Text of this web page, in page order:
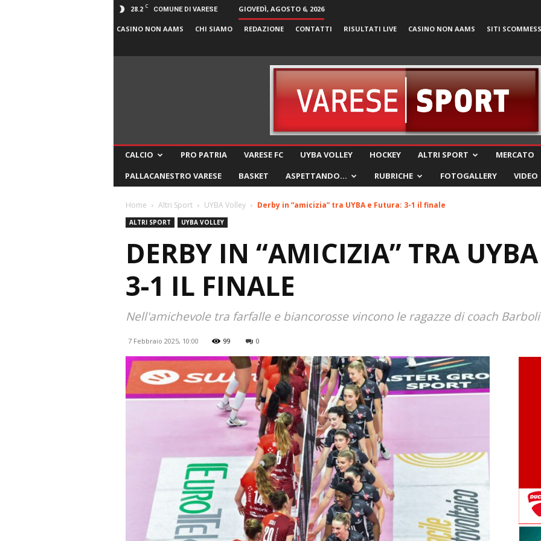
28.2 C COMUNE DI VARESE GIOVEDÌ, AGOSTO 6, 2026
CASINO NON AAMS CHI SIAMO REDAZIONE CONTATTI RISULTATI LIVE CASINO NON AAMS SITI
CALCIO PRO PATRIA VARESE FC UYBA VOLLEY HOCKEY ALTRI SPORT
MERCATO
PALLACANESTRO VARESE
BASKET ASPETTANDO… RUBRICHE FOTOGALLERY VIDEO
Home Altri Sport UYBA Volley Derby in “amicizia” tra UYBA e Futura: 3-1 il finale
ALTRI SPORT UYBA VOLLEY
DERBY IN “AMICIZIA” TRA
3-1 IL FINALE
Nell'amichevole tra farfalle e biancorosse vincono le ragazze di coach
7 Febbraio 2025, 10:00 99 0